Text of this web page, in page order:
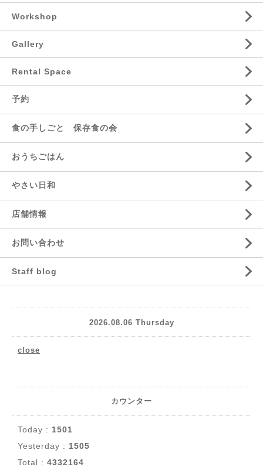
Workshop
Gallery
Rental Space
予約
食の手しごと 保存食の会
おうちごはん
やさい日和
店舗情報
お問い合わせ
Staff blog
2026.08.06 Thursday
close
カウンター
Today : 1501
Yesterday : 1505
Total : 4332164